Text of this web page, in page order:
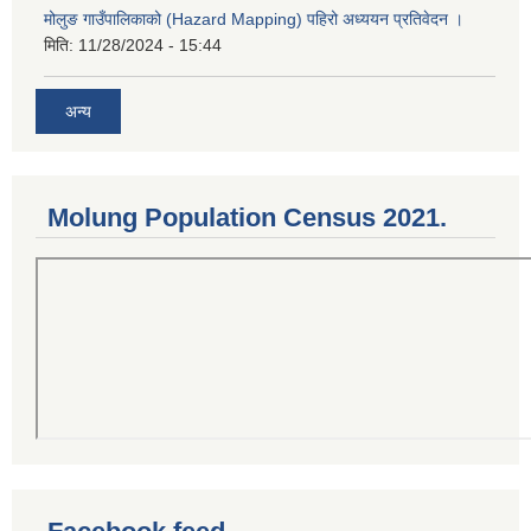
मोलुङ गाउँपालिकाको (Hazard Mapping) पहिरो अध्ययन प्रतिवेदन ।
मिति: 11/28/2024 - 15:44
अन्य
Molung Population Census 2021.